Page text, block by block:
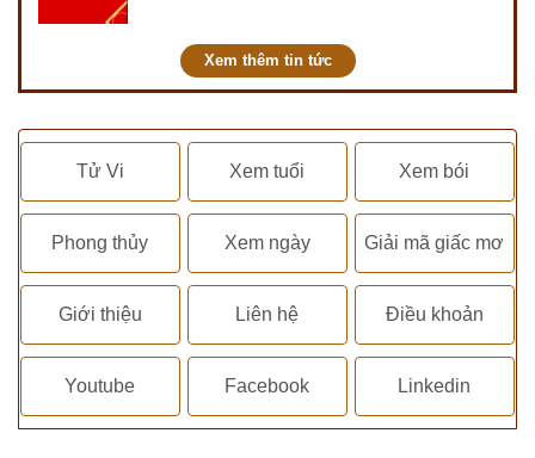
Xem thêm tin tức
Tử Vi Xem tuổi Xem bói
Phong thủy Xem ngày Giải mã giấc mơ
Giới thiệu Liên hệ Điều khoản
Youtube Facebook Linkedin